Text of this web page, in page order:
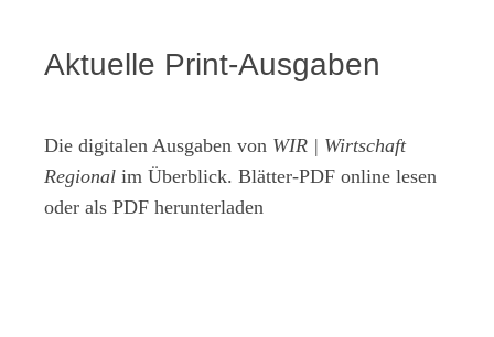
Aktuelle Print-Ausgaben
Die digitalen Ausgaben von WIR | Wirtschaft
Regional im Überblick. Blätter-PDF online lesen
oder als PDF herunterladen